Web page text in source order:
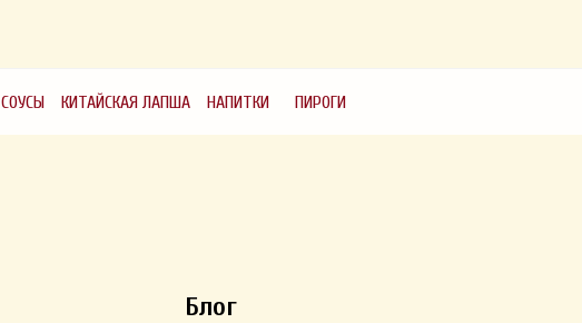
СОУСЫ КИТАЙСКАЯ ЛАПША НАПИТКИ ПИРОГИ
Блог